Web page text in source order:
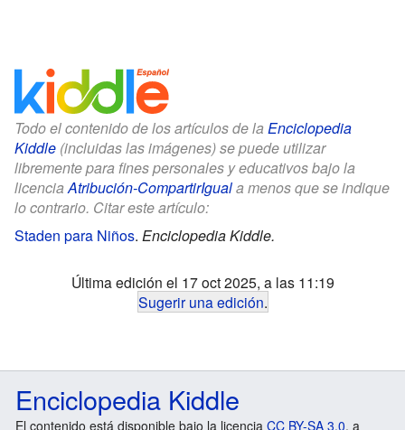
Todo el contenido de los artículos de la Enciclopedia
Kiddle (incluidas las imágenes) se puede utilizar
libremente para fines personales y educativos bajo la
licencia Atribución-CompartirIguala menos que se indique
lo contrario. Citar este artículo:
Staden para Niños. Enciclopedia Kiddle.
Última edición el 17 oct 2025, a las 11:19
Sugerir una edición.
Enciclopedia Kiddle
El contenido está disponible bajo la licencia CC BY-SA 3.0, a